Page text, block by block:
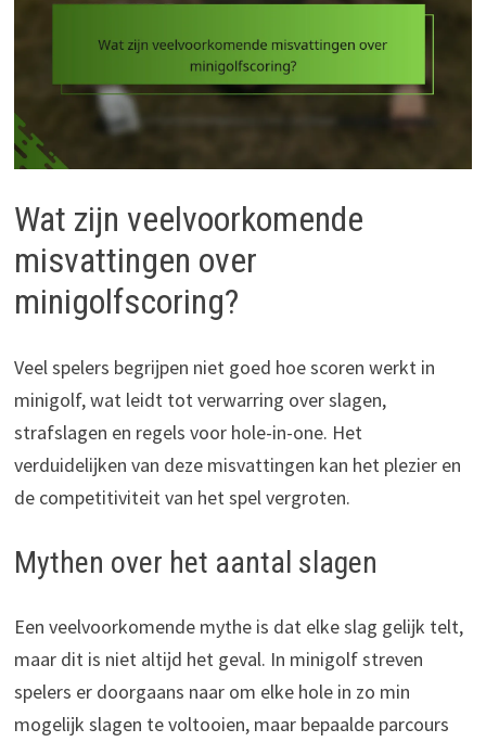
Wat zijn veelvoorkomende
misvattingen over
minigolfscoring?
Veel spelers begrijpen niet goed hoe scoren werkt in
minigolf, wat leidt tot verwarring over slagen,
strafslagen en regels voor hole-in-one. Het
verduidelijken van deze misvattingen kan het plezier en
de competitiviteit van het spel vergroten.
Mythen over het aantal slagen
Een veelvoorkomende mythe is dat elke slag gelijk telt,
maar dit is niet altijd het geval. In minigolf streven
spelers er doorgaans naar om elke hole in zo min
mogelijk slagen te voltooien, maar bepaalde parcours